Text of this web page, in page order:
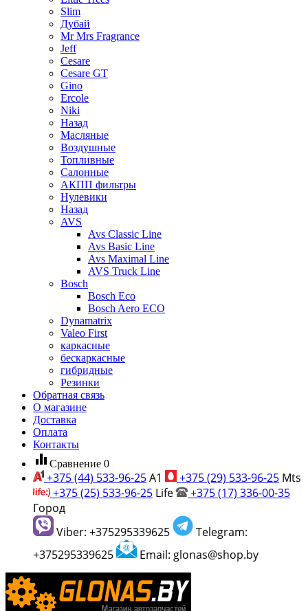
Slim
Дубай
Mr Mrs Fragrance
Jeff
Cesare
Cesare GT
Gino
Ercole
Niki
Назад
Масляные
Воздушные
Топливные
Салонные
АКПП фильтры
Нулевики
Назад
AVS
Avs Classic Line
Avs Basic Line
Avs Maximal Line
AVS Truck Line
Bosch
Bosch Eco
Bosch Aero ECO
Dynamatrix
Valeo First
каркасные
бескаркасные
гибридные
Резинки
Обратная связь
О магазине
Доставка
Оплата
Контакты
equalizer Сравнение 0
+375 (44) 533-96-25A1 +375 (29) 533-96-25 Mts
+375 (25) 533-96-25 Life
+375 (17) 336-00-35
Город
Viber: +375295339625
Telegram:
+375295339625
Email: glonas@shop.by